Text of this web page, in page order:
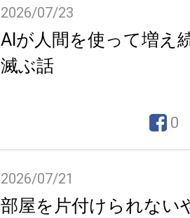
2026/07/23
AIが人間を使って増え
滅ぶ話
0
2026/07/21
部屋を片付けられない